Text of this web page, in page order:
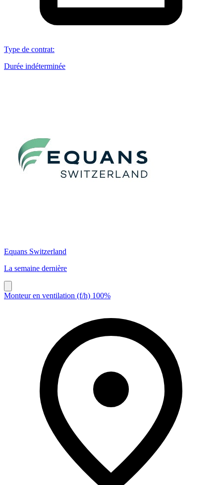
Type de contrat:
Durée indéterminée
Equans Switzerland
La semaine dernière
Monteur en ventilation (f/h) 100%